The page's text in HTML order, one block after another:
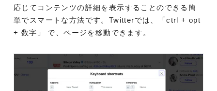
応じてコンテンツの詳細を表示することのできる簡
単でスマートな方法です。Twitterでは、「ctrl + opt
+ 数字」 で、ページを移動できます。